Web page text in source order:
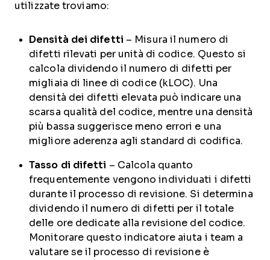
utilizzate troviamo:
Densità dei difetti – Misura il numero di
difetti rilevati per unità di codice. Questo si
calcola dividendo il numero di difetti per
migliaia di linee di codice (kLOC). Una
densità dei difetti elevata può indicare una
scarsa qualità del codice, mentre una densità
più bassa suggerisce meno errori e una
migliore aderenza agli standard di codifica.
Tasso di difetti – Calcola quanto
frequentemente vengono individuati i difetti
durante il processo di revisione. Si determina
dividendo il numero di difetti per il totale
delle ore dedicate alla revisione del codice.
Monitorare questo indicatore aiuta i team a
valutare se il processo di revisione è